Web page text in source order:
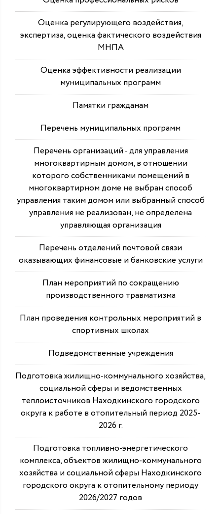
Оценка регулирующего воздействия,
экспертиза, оценка фактического воздействия
МНПА
Оценка эффективности реализации
муниципальных программ
Памятки гражданам
Перечень муниципальных программ
Перечень организаций - для управления
многоквартирным домом, в отношении
которого собственниками помещений в
многоквартирном доме не выбран способ
управления таким домом или выбранный способ
управления не реализован, не определена
управляющая организация
Перечень отделений почтовой связи
оказывающих финансовые и банковские услуги
План мероприятий по сокращению
производственного травматизма
План проведения контрольных мероприятий в
спортивных школах
Подведомственные учреждения
Подготовка жилищно-коммунального хозяйства,
социальной сферы и ведомственных
теплоисточников Находкинского городского
округа к работе в отопительный период 2025-
2026 г.
Подготовка топливно-энергетического
комплекса, объектов жилищно-коммунального
хозяйства и социальной сферы Находкинского
городского округа к отопительному периоду
2026/2027 годов